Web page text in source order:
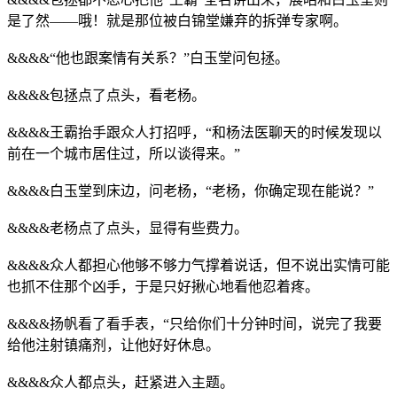
是了然——哦！就是那位被白锦堂嫌弃的拆弹专家啊。
&&&&“他也跟案情有关系？”白玉堂问包拯。
&&&&包拯点了点头，看老杨。
&&&&王霸抬手跟众人打招呼，“和杨法医聊天的时候发现以
前在一个城市居住过，所以谈得来。”
&&&&白玉堂到床边，问老杨，“老杨，你确定现在能说？”
&&&&老杨点了点头，显得有些费力。
&&&&众人都担心他够不够力气撑着说话，但不说出实情可能
也抓不住那个凶手，于是只好揪心地看他忍着疼。
&&&&扬帆看了看手表，“只给你们十分钟时间，说完了我要
给他注射镇痛剂，让他好好休息。
&&&&众人都点头，赶紧进入主题。